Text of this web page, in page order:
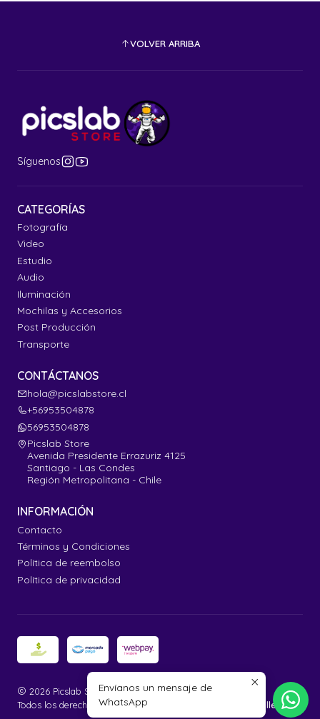
VOLVER ARRIBA
Síguenos
CATEGORÍAS
Fotografía
Video
Estudio
Audio
Iluminación
Mochilas y Accesorios
Post Producción
Transporte
CONTÁCTANOS
hola@picslabstore.cl
+56953504878
56953504878
Picslab Store
Avenida Presidente Errazuriz 4125
Santiago - Las Condes
Región Metropolitana - Chile
INFORMACIÓN
Contacto
Términos y Condiciones
Política de reembolso
Política de privacidad
2026 Picslab Store.
Todos los derechos reservados.
Desarrollado por Jumpseller .
Envíanos un mensaje de
WhatsApp